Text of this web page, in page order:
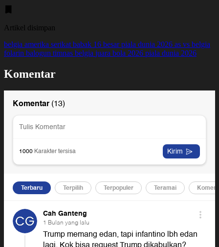
Artikel disimpan
belgia amerika serikat babak 16 besar piala dunia 2026 as vs belgia
folarin balogun timnas belgia juara bola 2026 piala dunia 2026
Komentar